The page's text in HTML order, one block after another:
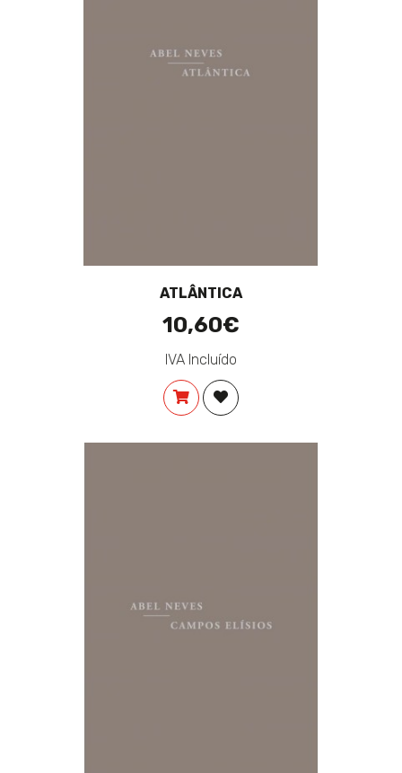
ATLÂNTICA
10,60€
IVA Incluído
COMPRARADICIONAR À LISTA DE